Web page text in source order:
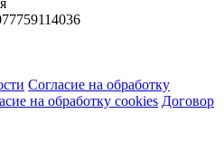
Согласие на обработку
на обработку cookies Договор